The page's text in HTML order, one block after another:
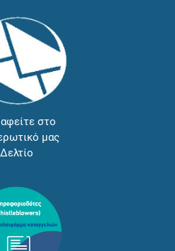
στο
μας
Δελτίο